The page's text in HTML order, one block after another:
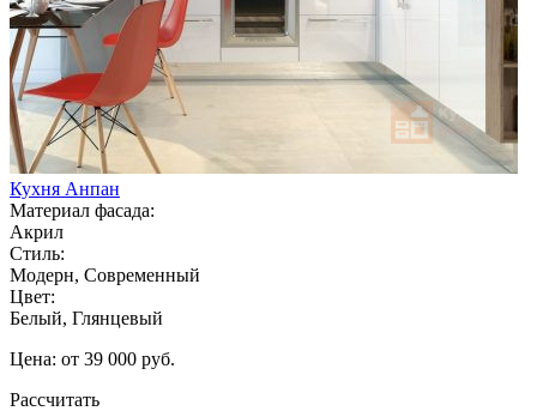
Кухня Анпан
Материал фасада:
Акрил
Стиль:
Модерн, Современный
Цвет:
Белый, Глянцевый
Цена: от 39 000 руб.
Рассчитать